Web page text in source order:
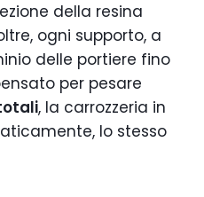
della resina
ogni supporto, a
delle portiere fino
per pesare
, la carrozzeria in
lo stesso